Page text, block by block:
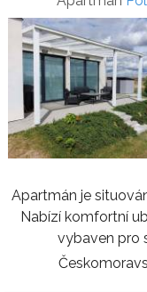
Apartmán je
Nabízí komfortní
vybaven pro